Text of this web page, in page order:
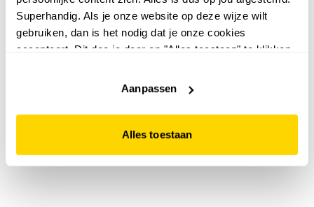
Superhandig. Als je onze website op deze wijze wilt
gebruiken, dan is het nodig dat je onze cookies
accepteert. Dit doe je door op "Alles toestaan" te klikken.
website niet optimaal functioneert.
Aanpassen
Alles toestaan